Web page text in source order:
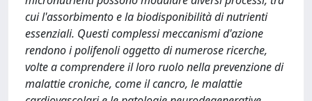
cui l'assorbimento e la biodisponibilità di nutrienti
essenziali. Questi complessi meccanismi d'azione
rendono i polifenoli oggetto di numerose ricerche,
volte a comprendere il loro ruolo nella prevenzione di
malattie croniche, come il cancro, le malattie